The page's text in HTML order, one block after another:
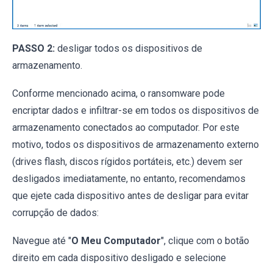
PASSO 2: desligar todos os dispositivos de
armazenamento.
Conforme mencionado acima, o ransomware pode
encriptar dados e infiltrar-se em todos os dispositivos de
armazenamento conectados ao computador. Por este
motivo, todos os dispositivos de armazenamento externo
(drives flash, discos rígidos portáteis, etc.) devem ser
desligados imediatamente, no entanto, recomendamos
que ejete cada dispositivo antes de desligar para evitar
corrupção de dados:
Navegue até "O Meu Computador", clique com o botão
direito em cada dispositivo desligado e selecione